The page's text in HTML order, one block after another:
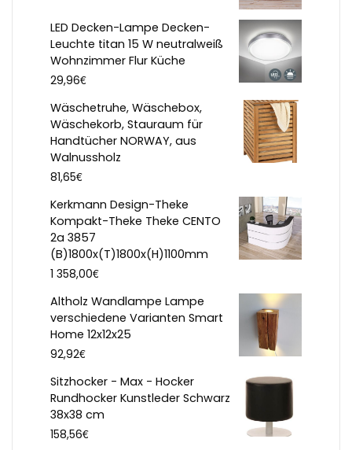
LED Decken-Lampe Decken-
Leuchte titan 15 W neutralweiß
Wohnzimmer Flur Küche
29,96€
Wäschetruhe, Wäschebox,
Wäschekorb, Stauraum für
Handtücher NORWAY, aus
Walnussholz
81,65€
Kerkmann Design-Theke
Kompakt-Theke Theke CENTO
2a 3857
(B)1800x(T)1800x(H)1100mm
1 358,00€
Altholz Wandlampe Lampe
verschiedene Varianten Smart
Home 12x12x25
92,92€
Sitzhocker - Max - Hocker
Rundhocker Kunstleder Schwarz
38x38 cm
158,56€